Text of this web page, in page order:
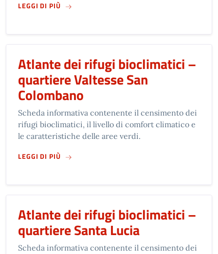
LEGGI DI PIÙSUATLANTE DEI RIFUGI BIOCLIMATICI –
Atlante dei rifugi bioclimatici –
quartiere Valtesse San
Colombano
Scheda informativa contenente il censimento dei
rifugi bioclimatici, il livello di comfort climatico e
le caratteristiche delle aree verdi.
LEGGI DI PIÙSUATLANTE DEI RIFUGI BIOCLIMATICI –
Atlante dei rifugi bioclimatici –
quartiere Santa Lucia
Scheda informativa contenente il censimento dei